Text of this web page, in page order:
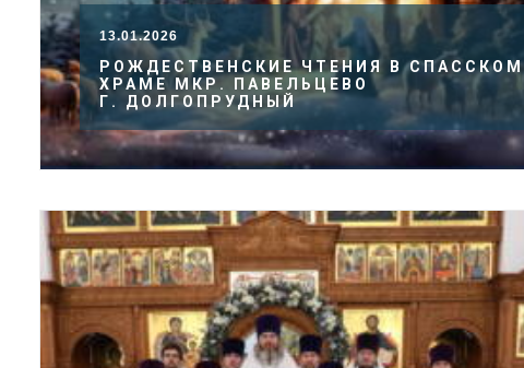
13.01.2026
РОЖДЕСТВЕНСКИЕ ЧТЕНИЯ В СПАССКОМ
ХРАМЕ МКР. ПАВЕЛЬЦЕВО
Г. ДОЛГОПРУДНЫЙ